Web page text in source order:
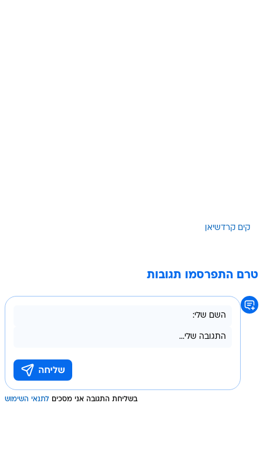
קים קרדשיאן
טרם התפרסמו תגובות
בשליחת התגובה אני מסכים לתנאי השימוש